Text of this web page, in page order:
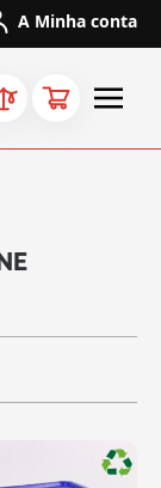
A Minha conta